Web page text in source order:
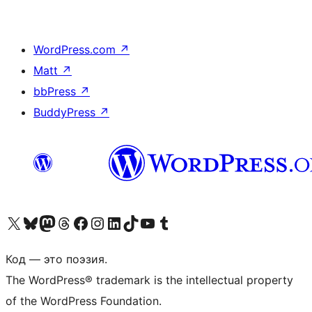
WordPress.com ↗
Matt ↗
bbPress ↗
BuddyPress ↗
Посетите нас в X (ранее Twitter)
Посетите нашу учётную запись в Bluesky
Посетите нашу ленту в Mastodon
Посетите нашу учётную запись в Threads
Посетите нашу страницу на Facebook
Посетите наш Instagram
Посетите нашу страницу в LinkedIn
Посетите нашу учётную запись в TikTok
Посетите наш канал YouTube
Посетите нашу учётную запись в Tumblr
Код — это поэзия.
The WordPress® trademark is the intellectual property
of the WordPress Foundation.